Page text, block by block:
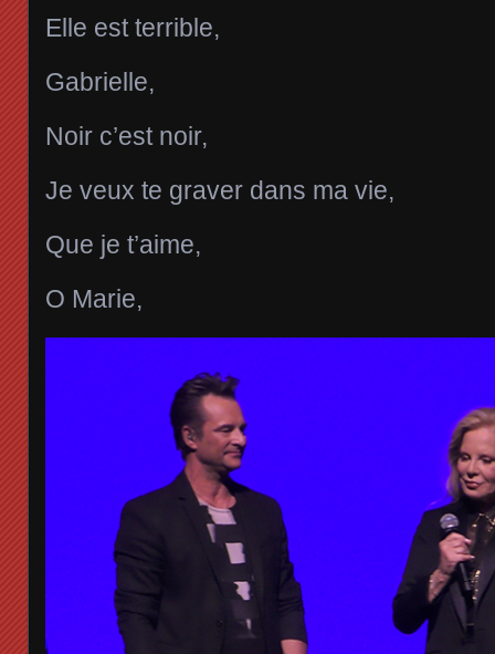
Elle est terrible,
Gabrielle,
Noir c’est noir,
Je veux te graver dans ma vie,
Que je t’aime,
O Marie,